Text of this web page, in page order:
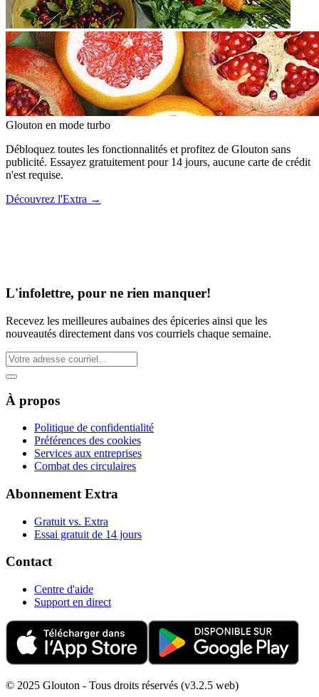
Glouton en mode turbo
Débloquez toutes les fonctionnalités et profitez de Glouton sans
publicité. Essayez gratuitement pour 14 jours, aucune carte de crédit
n'est requise.
Découvrez l'Extra →
L'infolettre, pour ne rien manquer!
Recevez les meilleures aubaines des épiceries ainsi que les
nouveautés directement dans vos courriels chaque semaine.
À propos
Politique de confidentialité
Préférences des cookies
Services aux entreprises
Combat des circulaires
Abonnement Extra
Gratuit vs. Extra
Essai gratuit de 14 jours
Contact
Centre d'aide
Support en direct
© 2025 Glouton - Tous droits réservés (v3.2.5 web)